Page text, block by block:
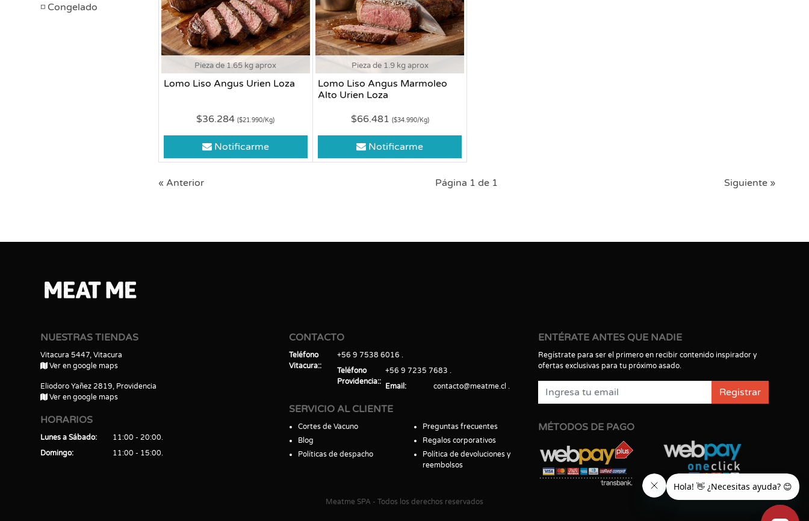
Congelado
Pieza de 1.65 kg aprox
Lomo Liso Angus Urien Loza
$36.284($21.990/Kg)
Notificarme
Pieza de 1.9 kg aprox
Lomo Liso Angus Marmoleo
Alto Urien Loza
$66.481 ($34.990/Kg)
Notificarme
« Anterior Página 1 de 1 Siguiente »
NUESTRAS TIENDAS
Vitacura 5447, Vitacura
Ver en google maps
Eliodoro Yañez 2819, Providencia
Ver en google maps
HORARIOS
Lunes a Sábado
11:00 - 20:00
Domingo
11:00 - 15:00
CONTACTO
Teléfono
Vitacura:
+56 9 7538 6016
Teléfono
Providencia:
+56 9 7235 7683
Email
contacto@meatme.cl
SERVICIO AL CLIENTE
Cortes de Vacuno
Blog
Políticas de despacho
Preguntas frecuentes
Regalos corporativos
Política de devoluciones y
reembolsos
ENTÉRATE ANTES QUE NADIE
Regístrate para ser el primero en recibir contenido inspirador y
ofertas exclusivas para tu próximo asado.
Registrar
MÉTODOS DE PAGO
Meatme SPA - Todos los derechos reservados